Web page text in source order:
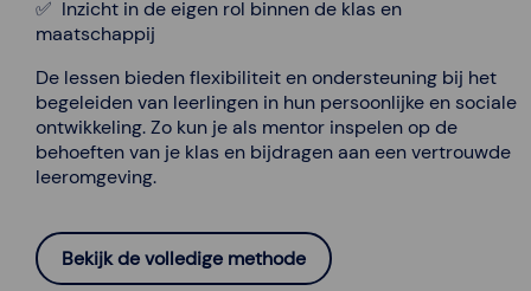
✅ Inzicht in de eigen rol binnen de klas en
maatschappij
De lessen bieden flexibiliteit en ondersteuning bij het
begeleiden van leerlingen in hun persoonlijke en sociale
ontwikkeling. Zo kun je als mentor inspelen op de
behoeften van je klas en bijdragen aan een vertrouwde
leeromgeving.
Bekijk de volledige methode